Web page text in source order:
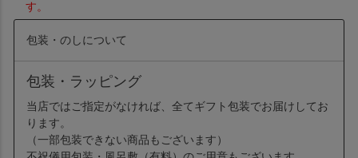
す。
包装・のしについて
包装・ラッピング
当店ではご指定がなければ、全てギフト包装でお届けしてお
ります。
（一部包装できない商品もございます）